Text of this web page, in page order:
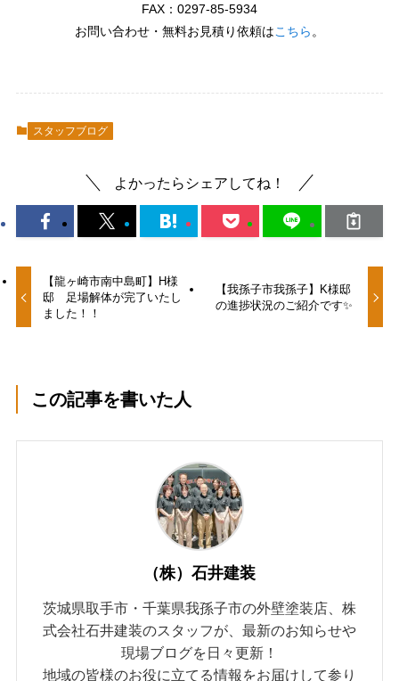
FAX：0297-85-5934
お問い合わせ・無料お見積り依頼はこちら 。
スタッフブログ
よかったらシェアしてね！
【龍ヶ崎市南中島町】H様
邸 足場解体が完了いたし
ました！！
【我孫子市我孫子】K様邸
の進捗状況のご紹介です✨
この記事を書いた人
（株）石井建装
茨城県取手市・千葉県我孫子市の外壁塗装店、株
式会社石井建装のスタッフが、最新のお知らせや
現場ブログを日々更新！
地域の皆様のお役に立てる情報をお届けして参り